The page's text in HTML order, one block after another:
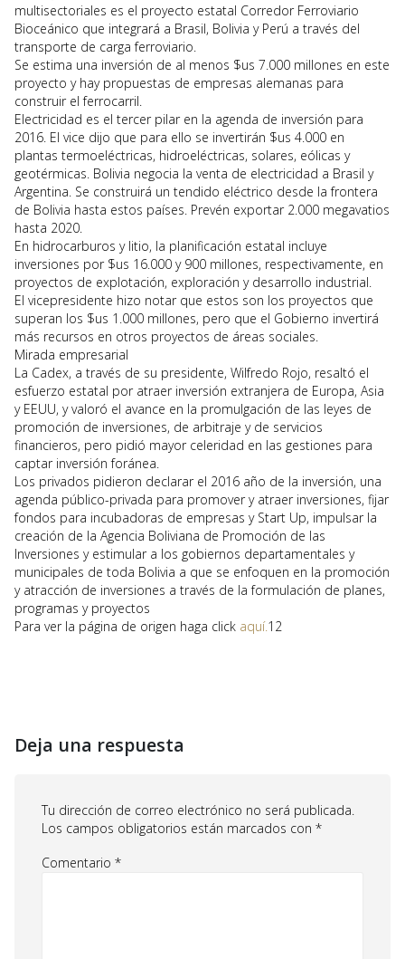
multisectoriales es el proyecto estatal Corredor Ferroviario
Bioceánico que integrará a Brasil, Bolivia y Perú a través del
transporte de carga ferroviario.
Se estima una inversión de al menos $us 7.000 millones en este
proyecto y hay propuestas de empresas alemanas para
construir el ferrocarril.
Electricidad es el tercer pilar en la agenda de inversión para
2016. El vice dijo que para ello se invertirán $us 4.000 en
plantas termoeléctricas, hidroeléctricas, solares, eólicas y
geotérmicas. Bolivia negocia la venta de electricidad a Brasil y
Argentina. Se construirá un tendido eléctrico desde la frontera
de Bolivia hasta estos países. Prevén exportar 2.000 megavatios
hasta 2020.
En hidrocarburos y litio, la planificación estatal incluye
inversiones por $us 16.000 y 900 millones, respectivamente, en
proyectos de explotación, exploración y desarrollo industrial.
El vicepresidente hizo notar que estos son los proyectos que
superan los $us 1.000 millones, pero que el Gobierno invertirá
más recursos en otros proyectos de áreas sociales.
Mirada empresarial
La Cadex, a través de su presidente, Wilfredo Rojo, resaltó el
esfuerzo estatal por atraer inversión extranjera de Europa, Asia
y EEUU, y valoró el avance en la promulgación de las leyes de
promoción de inversiones, de arbitraje y de servicios
financieros, pero pidió mayor celeridad en las gestiones para
captar inversión foránea.
Los privados pidieron declarar el 2016 año de la inversión, una
agenda público-privada para promover y atraer inversiones, fijar
fondos para incubadoras de empresas y Start Up, impulsar la
creación de la Agencia Boliviana de Promoción de las
Inversiones y estimular a los gobiernos departamentales y
municipales de toda Bolivia a que se enfoquen en la promoción
y atracción de inversiones a través de la formulación de planes,
programas y proyectos
Para ver la página de origen haga click aquí.12
Deja una respuesta
Tu dirección de correo electrónico no será publicada.
Los campos obligatorios están marcados con *
Comentario *